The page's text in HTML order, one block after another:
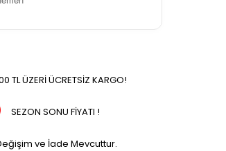
TL ÜZERİ ÜCRETSİZ KARGO!
SEZON SONU FİYATI !
ve İade Mevcuttur.